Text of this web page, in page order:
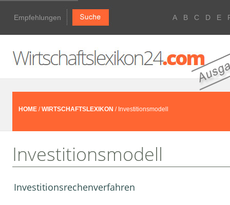
Empfehlungen A B C D E
HOME /WIRTSCHAFTSLEXIKON / Investitionsmodell
Investitionsmodell
Investitionsrechenverfahren